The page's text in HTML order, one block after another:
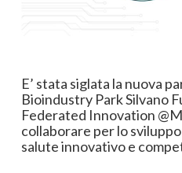
E’ stata siglata la nuova
Bioindustry Park Silvano
Federated Innovation
collaborare per lo
salute innovativo e